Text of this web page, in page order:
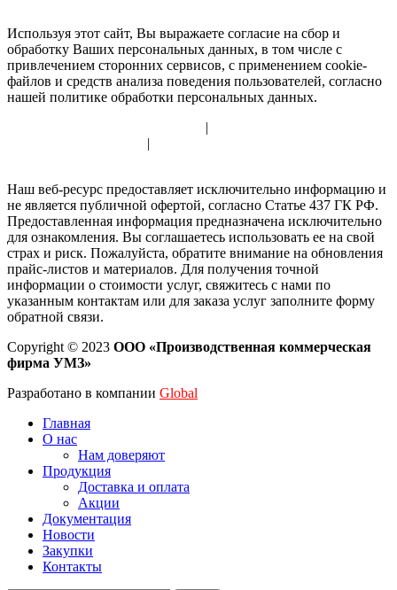
Используя этот сайт, Вы выражаете согласие на сбор и
обработку Ваших персональных данных, в том числе с
привлечением сторонних сервисов, с применением cookie-
файлов и средств анализа поведения пользователей, согласно
нашей политике обработки персональных данных.
|
|
Наш веб-ресурс предоставляет исключительно информацию и
не является публичной офертой, согласно Статье 437 ГК РФ.
Предоставленная информация предназначена исключительно
для ознакомления. Вы соглашаетесь использовать ее на свой
страх и риск. Пожалуйста, обратите внимание на обновления
прайс-листов и материалов. Для получения точной
информации о стоимости услуг, свяжитесь с нами по
указанным контактам или для заказа услуг заполните форму
обратной связи.
Copyright © 2023 ООО «Производственная коммерческая
фирма УМЗ»
Разработано в компании Global
Главная
О нас
Нам доверяют
Продукция
Доставка и оплата
Акции
Документация
Новости
Закупки
Контакты